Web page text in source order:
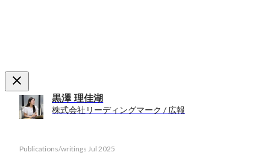
黒澤 理佳湖
株式会社リーディングマーク / 広報
Publications/writings Jul 2025